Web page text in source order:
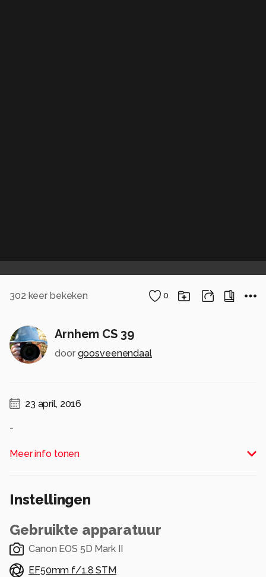
302 keer bekeken 0
Arnhem CS 39
door goosveenendaal
23 april, 2016
-
Alle rechten voorbehouden
Meer info tonen
Instellingen
Gebruikte apparatuur
Canon EOS 5D Mark II
EF50mm f/1.8 STM